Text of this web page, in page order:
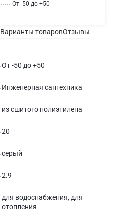
От -50 до +50
Варианты товаровОтзывы
От -50 до +50
Инженерная сантехника
из сшитого полиэтилена
20
серый
2.9
для водоснабжения, для
отопления